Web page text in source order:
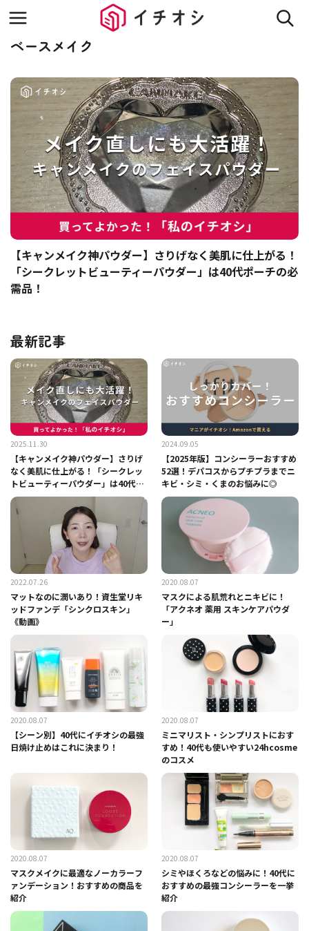
ベースメイク
【キャンメイク神パウダー】さりげなく美肌に仕上がる！
「シークレットビューティーパウダー」は40代ポーチの必
需品！
最新記事
2025.11.30
【キャンメイク神パウダー】さりげ
なく美肌に仕上がる！「シークレッ
トビューティーパウダー」は40代ポ
ーチの必需品！
2024.09.05
【2025年版】コンシーラーおすすめ
52選！デパコスからプチプラまでニ
キビ・シミ・くまのお悩みに◎
2022.07.26
マットなのに潤いあり！資生堂リキ
ッドファンデ「シンクロスキン」
《動画》
2020.08.07
マスクによる肌荒れとニキビに！
「アクネオ 薬用 スキンケアパウダ
ー」
2020.08.07
【シーン別】40代にイチオシの最強
日焼け止めはこれに決まり！
2020.08.07
ミニマリスト・シンプリストにおす
すめ！40代も使いやすい24hcosme
のコスメ
2020.08.07
マスクメイクに最適なノーカラーフ
ァンデーション！おすすめの商品を
紹介
2020.08.07
シミやほくろなどの悩みに！40代に
おすすめの最強コンシーラーを一挙
紹介